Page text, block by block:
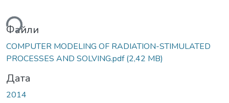
Файли
COMPUTER MODELING OF RADIATION-STIMULATED
PROCESSES AND SOLVING.pdf(2,42 MB)
Дата
2014